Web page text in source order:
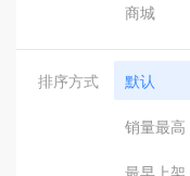
商城
排序方式 默认
销量最高
最早上架